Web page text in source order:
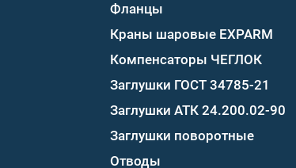
Фланцы
Краны шаровые EXPARM
Компенсаторы ЧЕГЛОК
Заглушки ГОСТ 34785-21
Заглушки АТК 24.200.02-90
Заглушки поворотные
Отводы